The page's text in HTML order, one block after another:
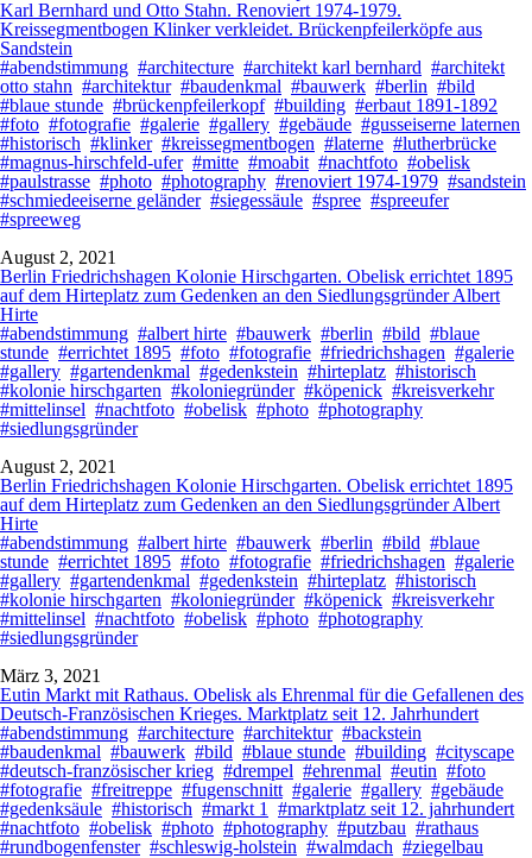
Karl Bernhard und Otto Stahn. Renoviert 1974-1979.
Kreissegmentbogen Klinker verkleidet. Brückenpfeilerköpfe aus
Sandstein
#abendstimmung #architecture #architekt karl bernhard #architekt
otto stahn #architektur #baudenkmal #bauwerk #berlin #bild
#blaue stunde #brückenpfeilerkopf #building #erbaut 1891-1892
#foto #fotografie #galerie #gallery #gebäude #gusseiserne laternen
#historisch #klinker #kreissegmentbogen #laterne #lutherbrücke
#magnus-hirschfeld-ufer #mitte #moabit #nachtfoto #obelisk
#paulstrasse #photo #photography #renoviert 1974-1979 #sandstein
#schmiedeeiserne geländer #siegessäule #spree #spreeufer
#spreeweg
August 2, 2021
Berlin Friedrichshagen Kolonie Hirschgarten. Obelisk errichtet 1895
auf dem Hirteplatz zum Gedenken an den Siedlungsgründer Albert
Hirte
#abendstimmung #albert hirte #bauwerk #berlin #bild #blaue
stunde #errichtet 1895 #foto #fotografie #friedrichshagen #galerie
#gallery #gartendenkmal #gedenkstein #hirteplatz #historisch
#kolonie hirschgarten #koloniegründer #köpenick #kreisverkehr
#mittelinsel #nachtfoto #obelisk #photo #photography
#siedlungsgründer
August 2, 2021
Berlin Friedrichshagen Kolonie Hirschgarten. Obelisk errichtet 1895
auf dem Hirteplatz zum Gedenken an den Siedlungsgründer Albert
Hirte
#abendstimmung #albert hirte #bauwerk #berlin #bild #blaue
stunde #errichtet 1895 #foto #fotografie #friedrichshagen #galerie
#gallery #gartendenkmal #gedenkstein #hirteplatz #historisch
#kolonie hirschgarten #koloniegründer #köpenick #kreisverkehr
#mittelinsel #nachtfoto #obelisk #photo #photography
#siedlungsgründer
März 3, 2021
Eutin Markt mit Rathaus. Obelisk als Ehrenmal für die Gefallenen des
Deutsch-Französischen Krieges. Marktplatz seit 12. Jahrhundert
#abendstimmung #architecture #architektur #backstein
#baudenkmal #bauwerk #bild #blaue stunde #building #cityscape
#deutsch-französischer krieg #drempel #ehrenmal #eutin #foto
#fotografie #freitreppe #fugenschnitt #galerie #gallery #gebäude
#gedenksäule #historisch #markt 1
#marktplatz seit 12. jahrhundert
#nachtfoto #obelisk #photo #photography #putzbau #rathaus
#rundbogenfenster #schleswig-holstein #walmdach #ziegelbau